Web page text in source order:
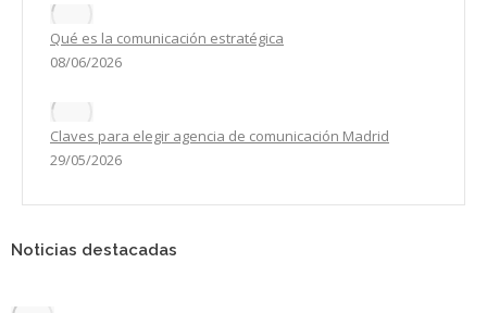
Qué es la comunicación estratégica
08/06/2026
Claves para elegir agencia de comunicación Madrid
29/05/2026
Noticias destacadas